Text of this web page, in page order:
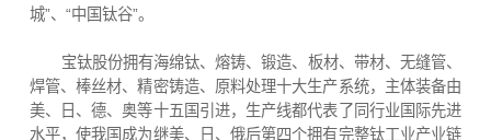
城”、“中国钛谷”。
宝钛股份拥有海绵钛、熔铸、锻造、板材、带材、无缝管、
焊管、棒丝材、精密铸造、原料处理十大生产系统，主体装备由
美、日、德、奥等十五国引进，生产线都代表了同行业国际先进
水平，使我国成为继美、日、俄后第四个拥有完整钛工业产业链